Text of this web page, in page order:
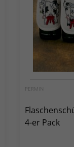
PERMIN
4-er Pack